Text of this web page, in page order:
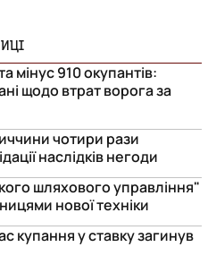
мінус 910 окупантів:
щодо втрат ворога за
чотири рази
наслідків негоди
шляхового управління"
нової техніки
купання у ставку загинув